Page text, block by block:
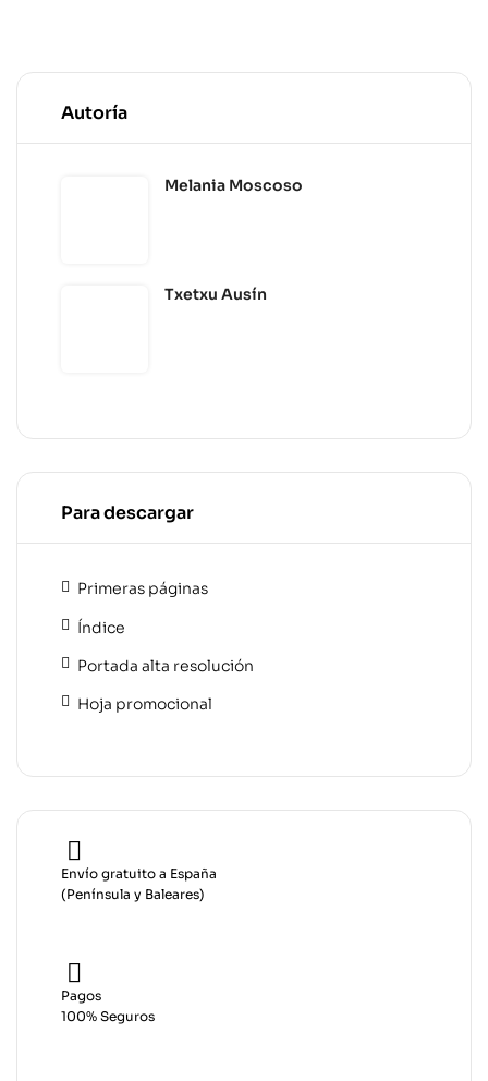
Autoría
Melania Moscoso
Txetxu Ausín
Para descargar
Primeras páginas
Índice
Portada alta resolución
Hoja promocional
Envío gratuito a España
(Península y Baleares)
Pagos
100% Seguros